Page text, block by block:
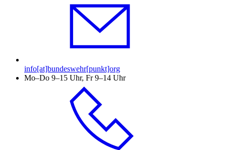
info[at]bundeswehr[punkt]org
Mo–Do 9–15 Uhr, Fr 9–14 Uhr